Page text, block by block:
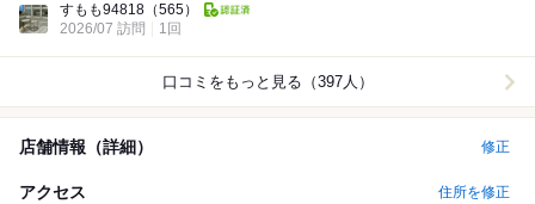
すもも94818 （565）
2026/07 訪問
1回
口コミをもっと見る（397人）
店舗情報（詳細） 修正
アクセス 住所を修正